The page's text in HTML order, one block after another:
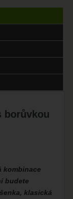
borůvkou
kombinace
budete
klasická